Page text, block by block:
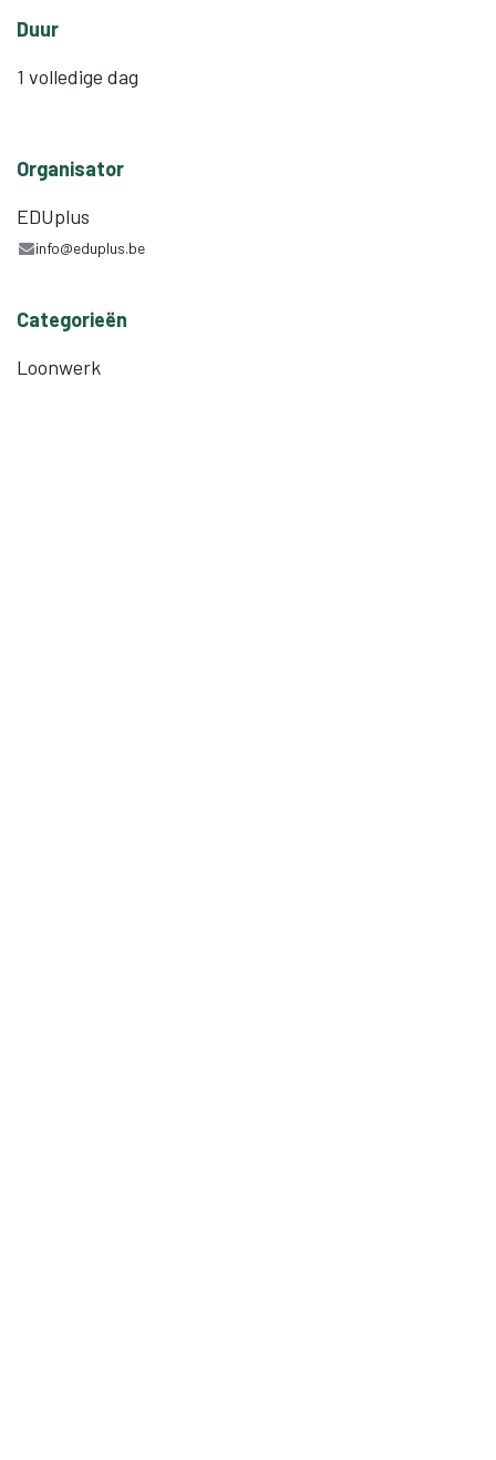
Duur
1 volledige dag
Organisator
EDUplus
info@eduplus.be
Categorieën
Loonwerk